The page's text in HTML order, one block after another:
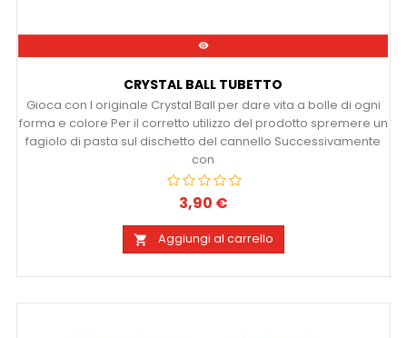

CRYSTAL BALL TUBETTO
Gioca con l originale Crystal Ball per dare vita a bolle di ogni
forma e colore Per il corretto utilizzo del prodotto spremere un
fagiolo di pasta sul dischetto del cannello Successivamente
con
Prezzo
3,90 €
 Aggiungi al carrello